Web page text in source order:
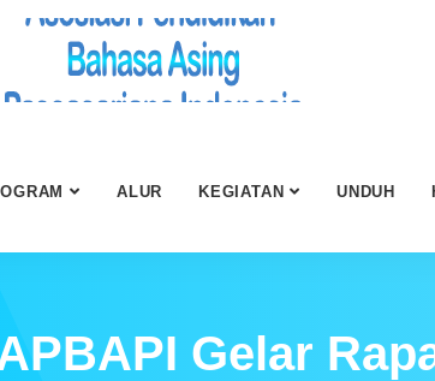
ALUR KEGIATAN UNDUH
Gelar